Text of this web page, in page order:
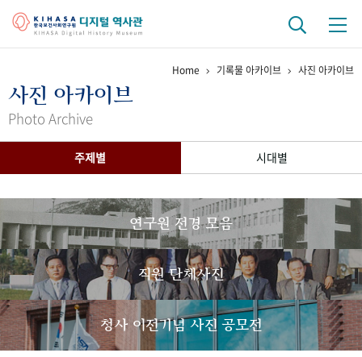
걸어온 길 기관 변천사
간행물 변천사
기록물 아카이브
사진 아카이브 문서 기록물 행정박물 영상 기록물
50+1 주년 기념
Home 기록물 아카이브 사진 아카이브
사진 아카이브
Photo Archive
주제별 시대별
연구원 전경 모음
직원 단체사진
청사 이전기념 사진 공모전